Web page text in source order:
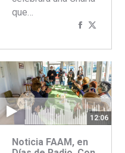
que…
Compartir
12:06
Noticia FAAM, en